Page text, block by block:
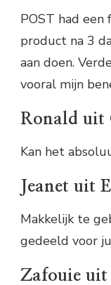
POST had
product na 3
aan doen.
vooral mijn
Ronald uit
Kan het
Jeanet uit
Makkelijk te
gedeeld voor
Zafouie